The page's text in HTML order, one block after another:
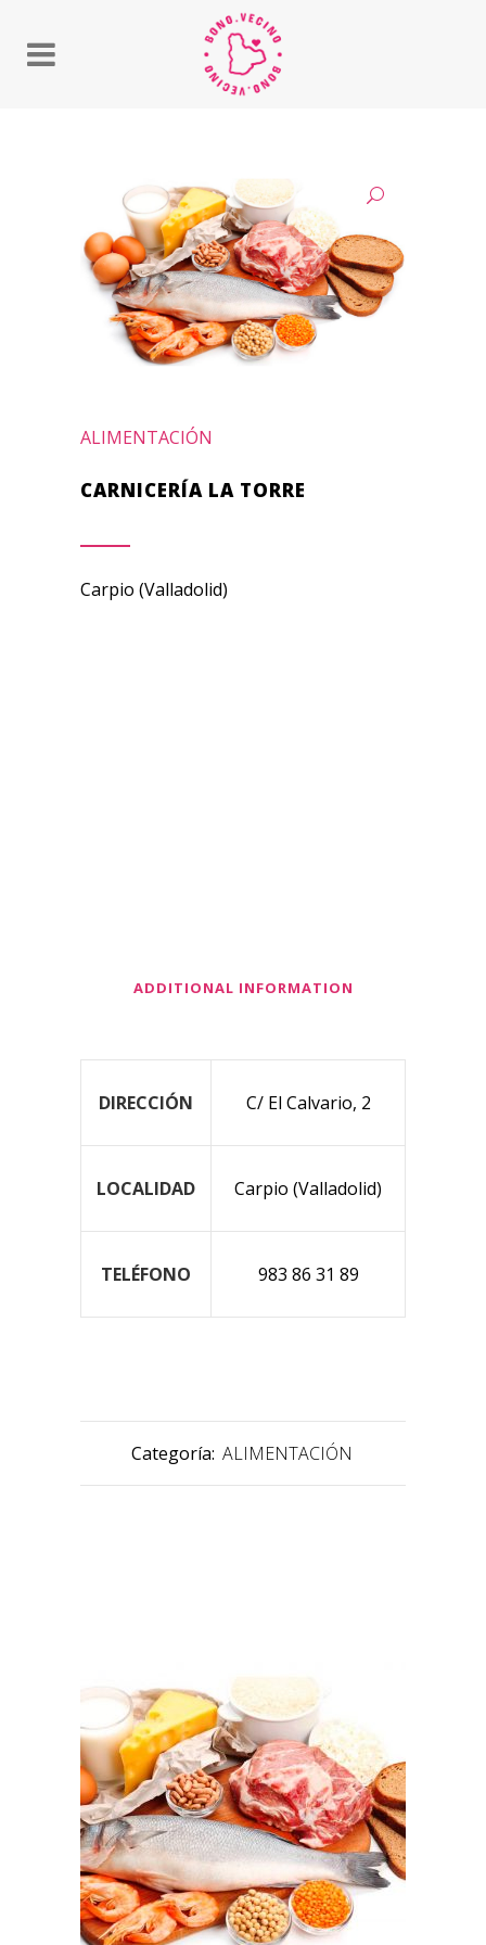
ALIMENTACIÓN
CARNICERÍA LA TORRE
Carpio (Valladolid)
ADDITIONAL INFORMATION
DIRECCIÓN C/ El Calvario, 2
LOCALIDAD Carpio (Valladolid)
TELÉFONO 983 86 31 89
Categoría: ALIMENTACIÓN